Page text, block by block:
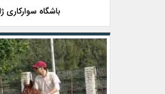
باشگاه سوارکاری